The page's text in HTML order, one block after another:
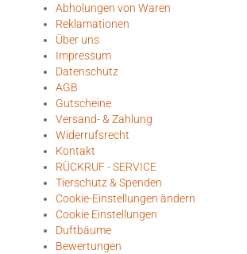
Abholungen von Waren
Reklamationen
Über uns
Impressum
Datenschutz
AGB
Gutscheine
Versand- & Zahlung
Widerrufsrecht
Kontakt
RÜCKRUF - SERVICE
Tierschutz & Spenden
Cookie-Einstellungen ändern
Cookie Einstellungen
Duftbäume
Bewertungen